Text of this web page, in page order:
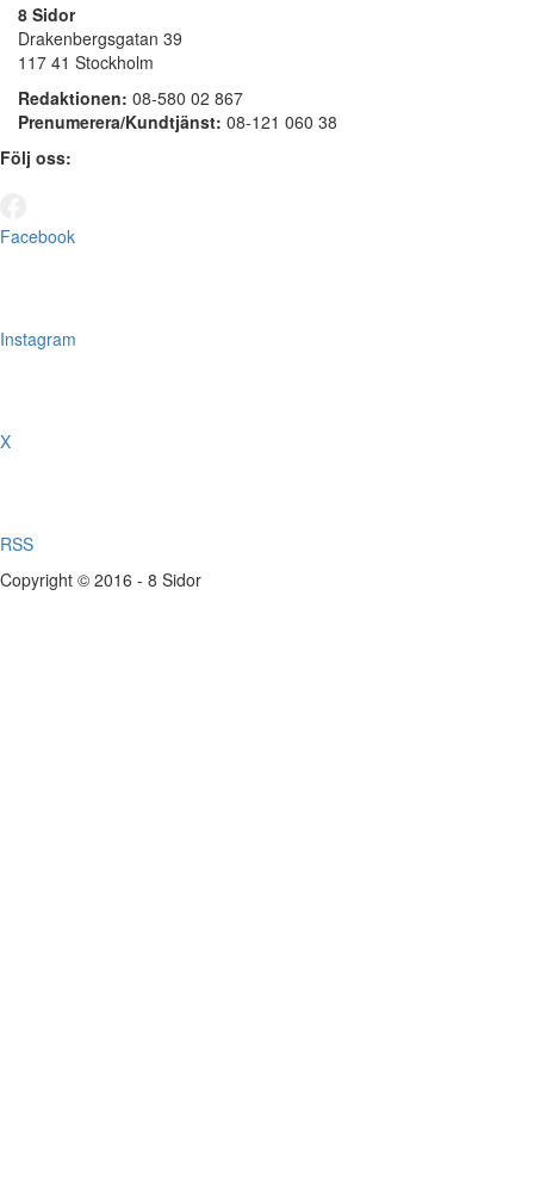
8 Sidor
Drakenbergsgatan 39
117 41 Stockholm
Redaktionen: 08-580 02 867
Prenumerera/Kundtjänst: 08-121 060 38
Följ oss:
Facebook
Instagram
X
RSS
Copyright © 2016 - 8 Sidor